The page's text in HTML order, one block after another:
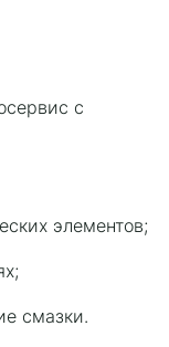
с
элементов;
смазки.